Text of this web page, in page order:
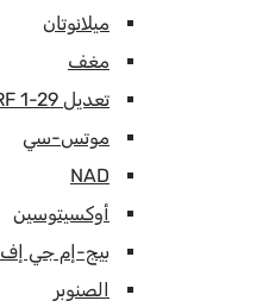
ميلانوتان
مغف
تعديل GRF 1-29
موتس-سي
NAD
أوكسيتوسين
بيج-إم جي إف
الصنوبر